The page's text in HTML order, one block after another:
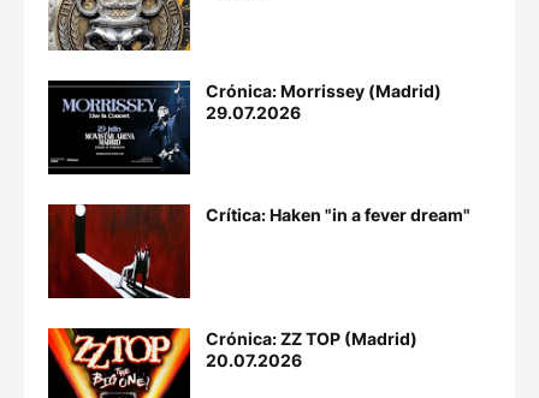
Crónica: Morrissey (Madrid)
29.07.2026
Crítica: Haken "in a fever dream"
Crónica: ZZ TOP (Madrid)
20.07.2026